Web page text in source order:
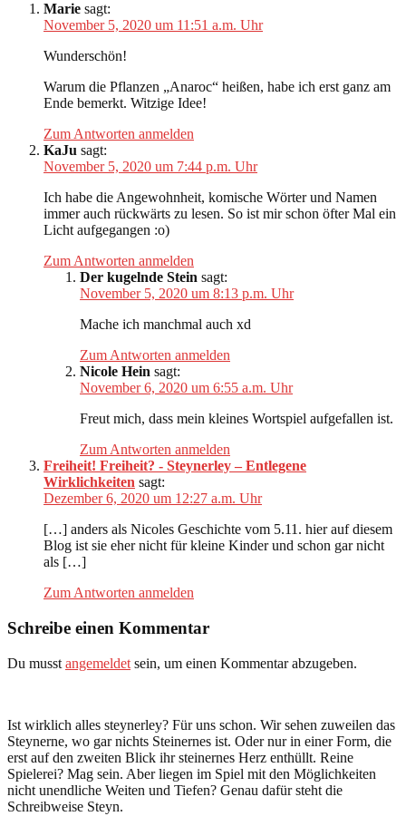
Marie sagt:
November 5, 2020 um 11:51 a.m. Uhr
Wunderschön!
Warum die Pflanzen „Anaroc“ heißen, habe ich erst ganz am
Ende bemerkt. Witzige Idee!
Zum Antworten anmelden
KaJu sagt:
November 5, 2020 um 7:44 p.m. Uhr
Ich habe die Angewohnheit, komische Wörter und Namen
immer auch rückwärts zu lesen. So ist mir schon öfter Mal ein
Licht aufgegangen :o)
Zum Antworten anmelden
Der kugelnde Stein sagt:
November 5, 2020 um 8:13 p.m. Uhr
Mache ich manchmal auch xd
Zum Antworten anmelden
Nicole Hein sagt:
November 6, 2020 um 6:55 a.m. Uhr
Freut mich, dass mein kleines Wortspiel aufgefallen ist.
Zum Antworten anmelden
Freiheit! Freiheit? - Steynerley – Entlegene
Wirklichkeiten sagt:
Dezember 6, 2020 um 12:27 a.m. Uhr
[…] anders als Nicoles Geschichte vom 5.11. hier auf diesem
Blog ist sie eher nicht für kleine Kinder und schon gar nicht
als […]
Zum Antworten anmelden
Schreibe einen Kommentar
Du musst angemeldet sein, um einen Kommentar abzugeben.
Ist wirklich alles steynerley? Für uns schon. Wir sehen zuweilen das
Steynerne, wo gar nichts Steinernes ist. Oder nur in einer Form, die
erst auf den zweiten Blick ihr steinernes Herz enthüllt. Reine
Spielerei? Mag sein. Aber liegen im Spiel mit den Möglichkeiten
nicht unendliche Weiten und Tiefen? Genau dafür steht die
Schreibweise Steyn.